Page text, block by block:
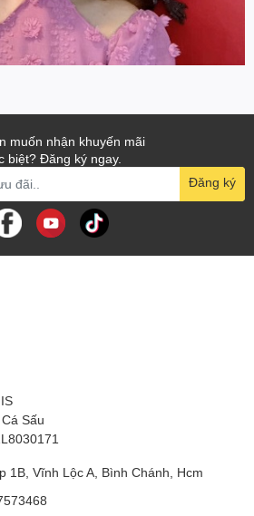
muốn nhận khuyến mãi
biệt? Đăng ký ngay.
Đăng ký
Sấu
1B, Vĩnh Lộc A, Bình Chánh, Hcm